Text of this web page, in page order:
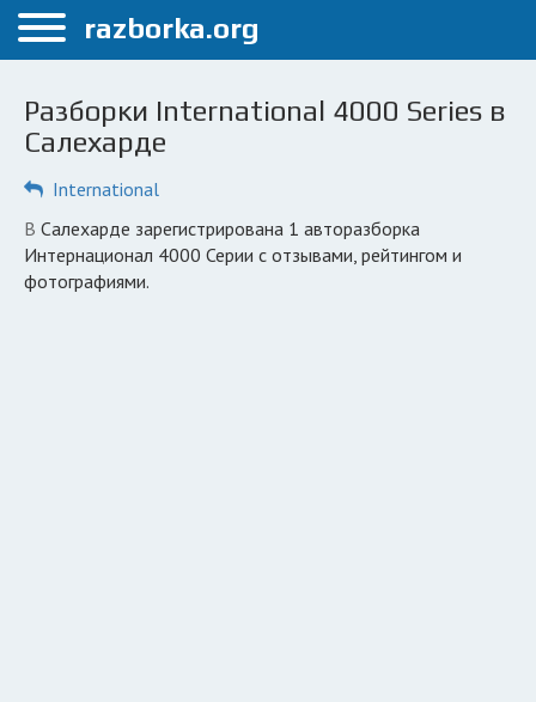
Меню
Салехард
Вопрос автоюристу
Разборки International 4000 Series в
Салехарде
International
в Салехарде зарегистрирована 1 авторазборка
Интернационал 4000 Серии с отзывами, рейтингом и
фотографиями.
razborka.org